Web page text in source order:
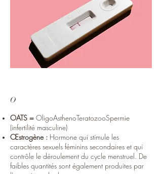
O
OATS = OligoAsthenoTeratozooSpermie
(infertilité masculine)
Œstrogène : Hormone qui stimule les
caractères sexuels féminins secondaires et qui
contrôle le déroulement du cycle menstruel. De
faibles quantités sont également produites par